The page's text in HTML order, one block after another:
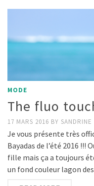
MODE
The fluo
17 MARS 2016 BY SANDRINE
Je vous présente très
Bayadas de l’été 2016 !!!
fille mais ça a toujours
un fond couleur lagon